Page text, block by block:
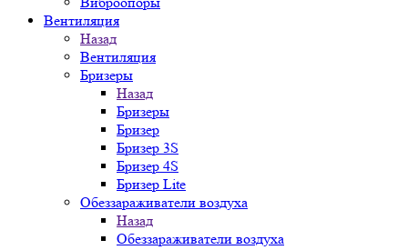
Вентиляция
Назад
Вентиляция
Бризеры
Назад
Бризеры
Бризер
Бризер 3S
Бризер 4S
Бризер Lite
Обеззараживатели воздуха
Назад
Обеззараживатели воздуха